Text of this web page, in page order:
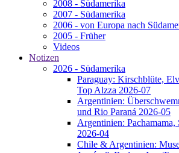
2008 - Südamerika
2007 - Südamerika
2006 - von Europa nach
2005 - Früher
Videos
Notizen
2026 - Südamerika
Paraguay: Kirschblüte,
Top Alzza 2026-07
Argentinien:
und Rio Paraná 2026-05
Argentinien:
2026-04
Chile & Argentinien: